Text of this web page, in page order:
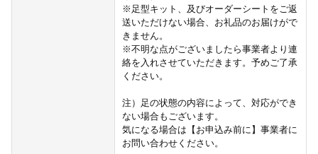
※足型キット、及びオーダーシートをご返
送いただけない場合、お礼品のお届けがで
きません。
※不明な点がございましたら事業者より連
絡を入れさせていただきます。予めご了承
ください。
注）足の状態の内容によって、対応ができ
ない場合もございます。
気になる場合は【お申込み前に】事業者に
お問い合わせください。